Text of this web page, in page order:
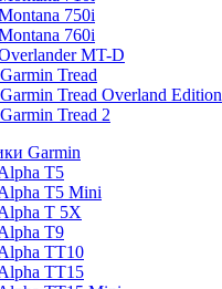
750i
760i
MT-D
Tread
Tread Overland Edition
Tread 2
Garmin
T5
T5 Mini
T 5X
T9
TT10
TT15